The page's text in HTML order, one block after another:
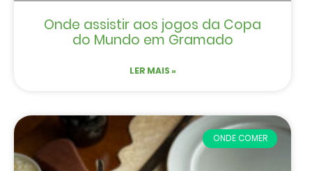
Onde assistir aos jogos da Copa
do Mundo em Gramado
LER MAIS »
ONDE COMER